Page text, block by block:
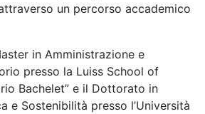
un percorso accademico
in Amministrazione e
presso la Luiss School of
Bachelet” e il Dottorato in
e Sostenibilità presso l’Università